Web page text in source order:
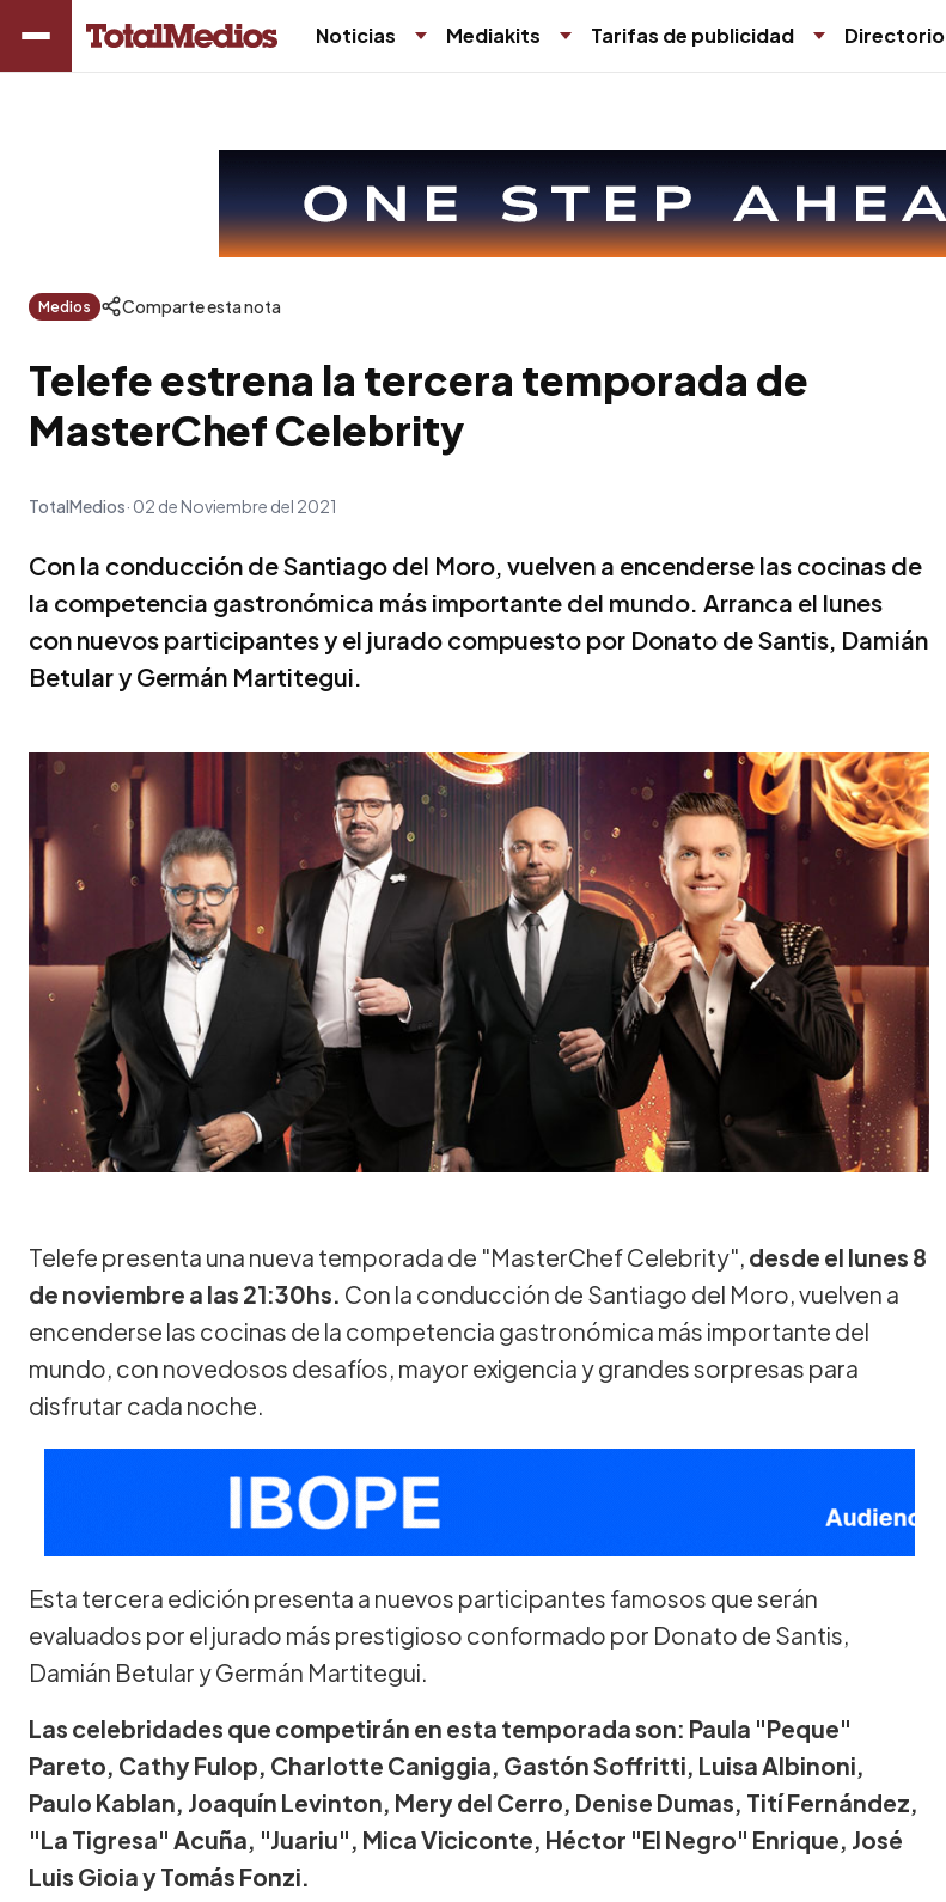
Noticias Mediakits Tarifas de publicidad Directorio
Medios Comparte esta nota
Telefe estrena la tercera temporada de
MasterChef Celebrity
TotalMedios 02 de Noviembre del 2021
Con la conducción de Santiago del Moro, vuelven a encenderse las cocinas de
la competencia gastronómica más importante del mundo. Arranca el lunes
con nuevos participantes y el jurado compuesto por Donato de Santis, Damián
Betular y Germán Martitegui.
Telefe presenta una nueva temporada de "MasterChef Celebrity", desde el lunes 8
de noviembre a las 21:30hs. Con la conducción de Santiago del Moro, vuelven a
encenderse las cocinas de la competencia gastronómica más importante del
mundo, con novedosos desafíos, mayor exigencia y grandes sorpresas para
disfrutar cada noche.
Esta tercera edición presenta a nuevos participantes famosos que serán
evaluados por el jurado más prestigioso conformado por Donato de Santis,
Damián Betular y Germán Martitegui.
Las celebridades que competirán en esta temporada son: Paula "Peque"
Pareto, Cathy Fulop, Charlotte Caniggia, Gastón Soffritti, Luisa Albinoni,
Paulo Kablan, Joaquín Levinton, Mery del Cerro, Denise Dumas, Tití Fernández,
"La Tigresa" Acuña, "Juariu", Mica Viciconte, Héctor "El Negro" Enrique, José
Luis Gioia y Tomás Fonzi.